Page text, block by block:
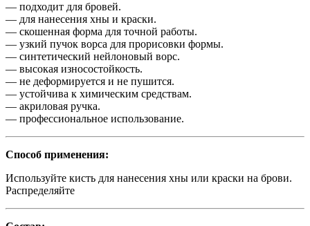
— подходит для бровей.
— для нанесения хны и краски.
— скошенная форма для точной работы.
— узкий пучок ворса для прорисовки формы.
— синтетический нейлоновый ворс.
— высокая износостойкость.
— не деформируется и не пушится.
— устойчива к химическим средствам.
— акриловая ручка.
— профессиональное использование.
Способ применения:
Используйте кисть для нанесения хны или краски на брови.
Распределяйте